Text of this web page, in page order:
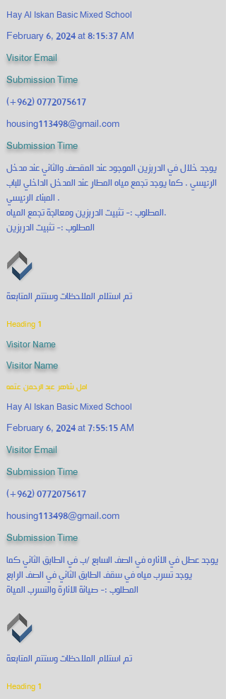
Hay Al Iskan Basic Mixed School
February 6, 2024 at 8:15:37 AM
Visitor Email
Submission Time
(+962)0772075617
housing113498@gmail.com
Submission Time
يوجد خلال في الدربزين الموجود عند المقصف والثاني عند مدخل
الرئيسي . كما يوجد تجمع مياه المطار عند المدخل الداخلي للباب
المبناء الرئيسي .
المطلوب :- تثبيت الدربزين ومعالجة تجمع المياه.
المطلوب :- تثبيت الدربزين
تم استلام الملاحظات وستتم المتابعة
Heading 1
Visitor Name
Visitor Name
امل شاهر عبد الرحمن عتمه
Hay Al Iskan Basic Mixed School
February 6, 2024 at 7:55:15 AM
Visitor Email
Submission Time
(+962)0772075617
housing113498@gmail.com
Submission Time
يوجد عطل في الاناره في الصف السابع /ب في الطابق الثاني كما
يوجد تسرب مياه في سقف الطابق الثاني في الصف الرابع
المطلوب :- صيانة الانارة والتسرب المياة
تم استلام الملاحظات وستتم المتابعة
Heading 1